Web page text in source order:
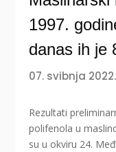
1997.
danas ih je
07. svibnja 2022.
Rezultati
polifenola u
su u okviru 24.